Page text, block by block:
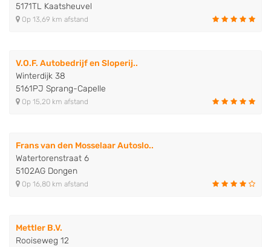
5171TL Kaatsheuvel
Op 13,69 km afstand
V.O.F. Autobedrijf en Sloperij..
Winterdijk 38
5161PJ Sprang-Capelle
Op 15,20 km afstand
Frans van den Mosselaar Autoslo..
Watertorenstraat 6
5102AG Dongen
Op 16,80 km afstand
Mettler B.V.
Rooiseweg 12